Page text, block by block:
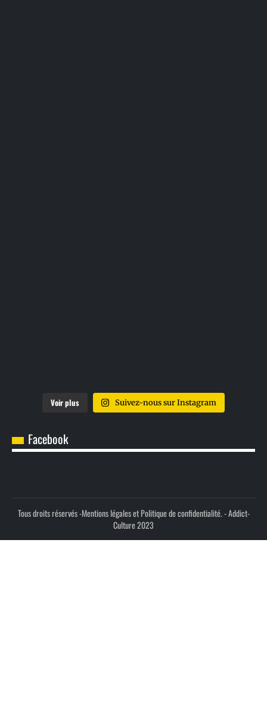
Voir plus Suivez-nous sur Instagram
Facebook
Tous droits réservés -Mentions légales et Politique de confidentialité.- Addict-
Culture 2023